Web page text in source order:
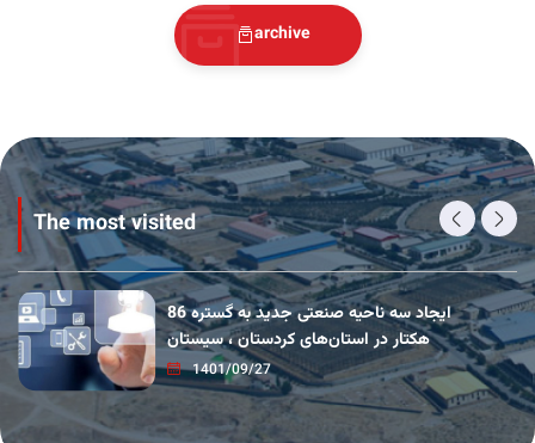
Workshop units
Jul 26 2023
Introduction
Jul 26 2023
Electronic services development
Jul 26 2023
Power supply
Jul 26 2023
archive
The most visited
ایجاد سه ناحیه صنعتی جدید به گستره 86
هکتار در استان‌های کردستان ، سیستان
1401/09/27